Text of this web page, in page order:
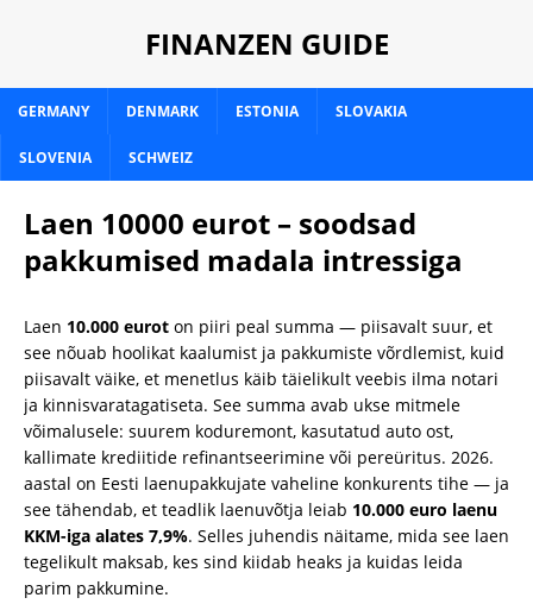
FINANZEN GUIDE
GERMANY DENMARK ESTONIA SLOVAKIA
SLOVENIA SCHWEIZ
Laen 10000 eurot – soodsad
pakkumised madala intressiga
Laen 10.000 eurot on piiri peal summa — piisavalt suur, et
see nõuab hoolikat kaalumist ja pakkumiste võrdlemist, kuid
piisavalt väike, et menetlus käib täielikult veebis ilma notari
ja kinnisvaratagatiseta. See summa avab ukse mitmele
võimalusele: suurem koduremоnt, kasutatud auto ost,
kallimate krediitide refinantseerimine või pereüritus. 2026.
aastal on Eesti laenupakkujate vaheline konkurents tihe — ja
see tähendab, et teadlik laenuvõtja leiab 10.000 euro laenu
KKM-iga alates 7,9%. Selles juhendis näitame, mida see laen
tegelikult maksab, kes sind kiidab heaks ja kuidas leida
parim pakkumine.